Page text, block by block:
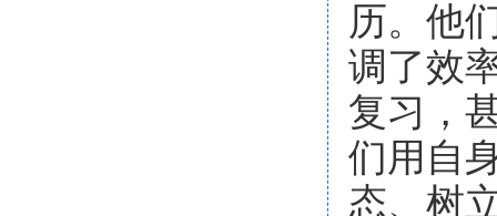
历。他
调了效
复习，
们用自
态、树